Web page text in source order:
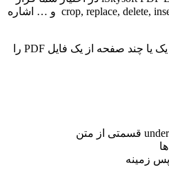
می‌دهد می‌توان به ابزار‌های: crop, replace, delete, insert و … اشاره
همچنین شما به راحتی میتوانید یک یا چند صفحه از یک فایل PDF را